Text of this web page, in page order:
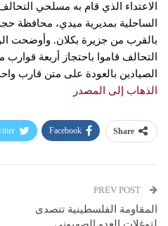
الاعتداء الذي قام به مسلحي
الساحلية بمديرية ميدي، محافظة
بالقرب من جزيرة بكلان. وأوضحت
التحالف قاموا باحتجاز أربعة قوارب
الصيادين بالعودة على متن قارب
الذهاب إلى المصدر
Share
Facebook
المقاومة الفلسطينية تتصدى